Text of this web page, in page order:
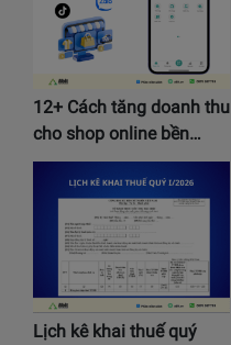
12+ Cách tăng doanh thu
cho shop online bền…
Lịch kê khai thuế quý